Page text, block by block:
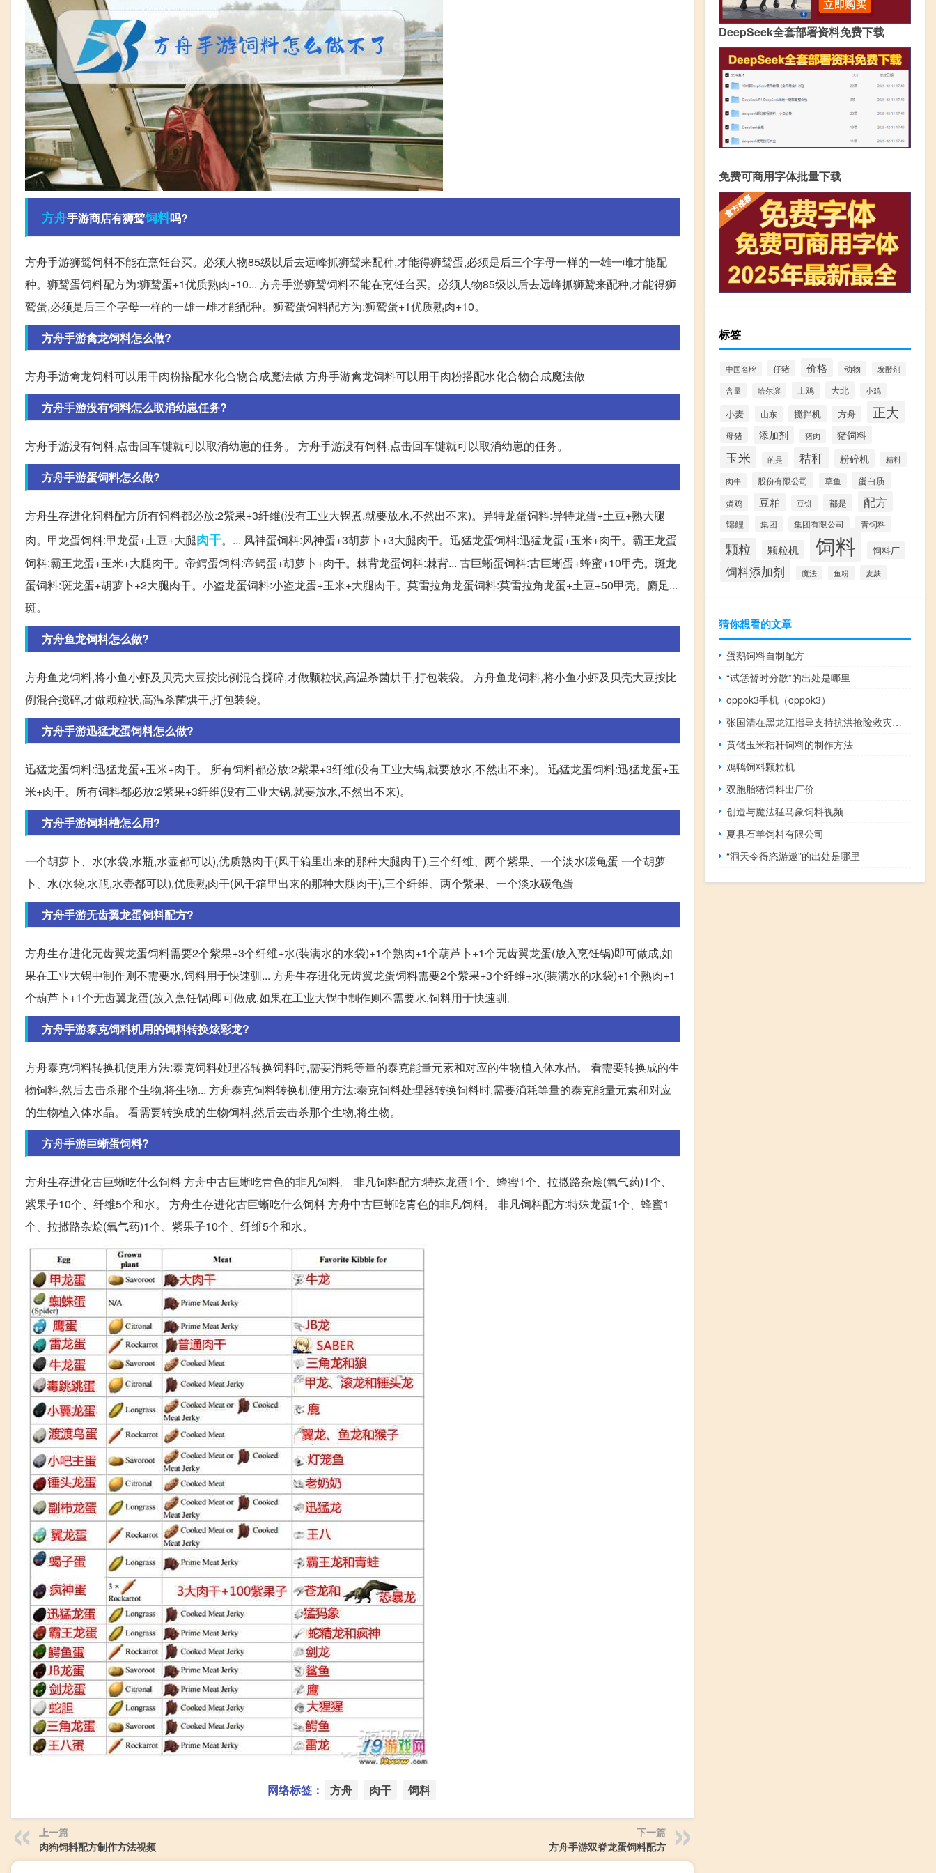
方舟手游商店有狮鹫饲料吗?
方舟手游狮鹫饲料不能在烹饪台买。必须人物85级以后去远峰抓狮鹫来配种,才能得狮鹫蛋,必须是后三个字母一样的一雄一雌才能配
种。狮鹫蛋饲料配方为:狮鹫蛋+1优质熟肉+10... 方舟手游狮鹫饲料不能在烹饪台买。必须人物85级以后去远峰抓狮鹫来配种,才能得狮
鹫蛋,必须是后三个字母一样的一雄一雌才能配种。狮鹫蛋饲料配方为:狮鹫蛋+1优质熟肉+10。
方舟手游禽龙饲料怎么做?
方舟手游禽龙饲料可以用干肉粉搭配水化合物合成魔法做 方舟手游禽龙饲料可以用干肉粉搭配水化合物合成魔法做
方舟手游没有饲料怎么取消幼崽任务?
方舟手游没有饲料,点击回车键就可以取消幼崽的任务。 方舟手游没有饲料,点击回车键就可以取消幼崽的任务。
方舟手游蛋饲料怎么做?
方舟生存进化饲料配方所有饲料都必放:2紫果+3纤维(没有工业大锅煮,就要放水,不然出不来)。异特龙蛋饲料:异特龙蛋+土豆+熟大腿
肉。甲龙蛋饲料:甲龙蛋+土豆+大腿肉干。... 风神蛋饲料:风神蛋+3胡萝卜+3大腿肉干。迅猛龙蛋饲料:迅猛龙蛋+玉米+肉干。霸王龙蛋
饲料:霸王龙蛋+玉米+大腿肉干。帝鳄蛋饲料:帝鳄蛋+胡萝卜+肉干。棘背龙蛋饲料:棘背... 古巨蜥蛋饲料:古巨蜥蛋+蜂蜜+10甲壳。斑龙
蛋饲料:斑龙蛋+胡萝卜+2大腿肉干。小盗龙蛋饲料:小盗龙蛋+玉米+大腿肉干。莫雷拉角龙蛋饲料:莫雷拉角龙蛋+土豆+50甲壳。麝足...
斑。
方舟鱼龙饲料怎么做?
方舟鱼龙饲料,将小鱼小虾及贝壳大豆按比例混合搅碎,才做颗粒状,高温杀菌烘干,打包装袋。 方舟鱼龙饲料,将小鱼小虾及贝壳大豆按比
例混合搅碎,才做颗粒状,高温杀菌烘干,打包装袋。
方舟手游迅猛龙蛋饲料怎么做?
迅猛龙蛋饲料:迅猛龙蛋+玉米+肉干。 所有饲料都必放:2紫果+3纤维(没有工业大锅,就要放水,不然出不来)。 迅猛龙蛋饲料:迅猛龙蛋+玉
米+肉干。所有饲料都必放:2紫果+3纤维(没有工业大锅,就要放水,不然出不来)。
方舟手游饲料槽怎么用?
一个胡萝卜、水(水袋,水瓶,水壶都可以),优质熟肉干(风干箱里出来的那种大腿肉干),三个纤维、两个紫果、一个淡水碳龟蛋 一个胡萝
卜、水(水袋,水瓶,水壶都可以),优质熟肉干(风干箱里出来的那种大腿肉干),三个纤维、两个紫果、一个淡水碳龟蛋
方舟手游无齿翼龙蛋饲料配方?
方舟生存进化无齿翼龙蛋饲料需要2个紫果+3个纤维+水(装满水的水袋)+1个熟肉+1个葫芦卜+1个无齿翼龙蛋(放入烹饪锅)即可做成,如
果在工业大锅中制作则不需要水,饲料用于快速驯... 方舟生存进化无齿翼龙蛋饲料需要2个紫果+3个纤维+水(装满水的水袋)+1个熟肉+1
个葫芦卜+1个无齿翼龙蛋(放入烹饪锅)即可做成,如果在工业大锅中制作则不需要水,饲料用于快速驯。
方舟手游泰克饲料机用的饲料转换炫彩龙?
方舟泰克饲料转换机使用方法:泰克饲料处理器转换饲料时,需要消耗等量的泰克能量元素和对应的生物植入体水晶。 看需要转换成的生
物饲料,然后去击杀那个生物,将生物... 方舟泰克饲料转换机使用方法:泰克饲料处理器转换饲料时,需要消耗等量的泰克能量元素和对应
的生物植入体水晶。 看需要转换成的生物饲料,然后去击杀那个生物,将生物。
方舟手游巨蜥蛋饲料?
方舟生存进化古巨蜥吃什么饲料 方舟中古巨蜥吃青色的非凡饲料。 非凡饲料配方:特殊龙蛋1个、蜂蜜1个、拉撒路杂烩(氧气药)1个、
紫果子10个、纤维5个和水。 方舟生存进化古巨蜥吃什么饲料 方舟中古巨蜥吃青色的非凡饲料。 非凡饲料配方:特殊龙蛋1个、蜂蜜1
个、拉撒路杂烩(氧气药)1个、紫果子10个、纤维5个和水。
网络标签： 方舟 肉干 饲料
上一篇
肉狗饲料配方制作方法视频
下一篇
方舟手游双脊龙蛋饲料配方
DeepSeek全套部署资料免费下载
免费可商用字体批量下载
标签
中国名牌 仔猪 价格 动物 发酵剂
含量 哈尔滨 土鸡 大北 小鸡
小麦 山东 搅拌机 方舟 正大
母猪 添加剂 猪肉 猪饲料
玉米 的是 秸秆 粉碎机
精料
肉牛
股份有限公司 草鱼 蛋白质
蛋鸡 豆粕 豆饼 都是 配方
锦鲤 集团 集团有限公司 青饲料
颗粒 颗粒机 饲料 饲料厂
饲料添加剂 魔法 鱼粉 麦麸
猜你想看的文章
蛋鹅饲料自制配方
“试恁暂时分散”的出处是哪里
oppok3手机（oppok3）
张国清在黑龙江指导支持抗洪抢险救灾时强调：全力以赴开展抗洪抢险救灾最大程度降低洪涝灾害损失（新华社）
黄储玉米秸秆饲料的制作方法
鸡鸭饲料颗粒机
双胞胎猪饲料出厂价
创造与魔法猛马象饲料视频
夏县石羊饲料有限公司
“洞天令得恣游遨”的出处是哪里